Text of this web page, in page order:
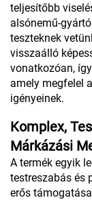
teljesítőbb
alsónemű-
teszteknek
visszaálló
vonatkozóan,
amely megfelel
igényeinek.
Komplex,
Márkázási
A termék egyik
testreszabás és
erős